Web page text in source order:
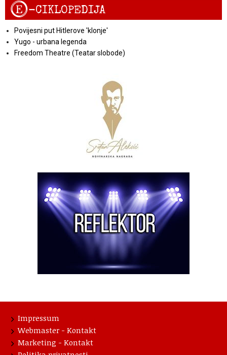
E-CIKLOPEDIJA
Povijesni put Hitlerove 'klonje'
Yugo - urbana legenda
Freedom Theatre (Teatar slobode)
Impressum
Webmaster - Kontakt
Marketing - Kontakt